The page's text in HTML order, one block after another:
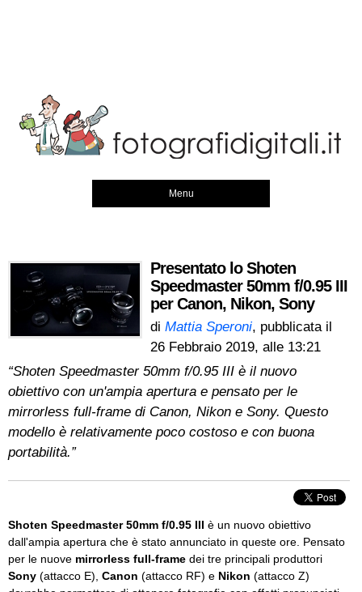
Menu
Presentato lo Shoten
Speedmaster 50mm f/0.95 III
per Canon, Nikon, Sony
di Mattia Speroni, pubblicata il
26 Febbraio 2019, alle 13:21
“Shoten Speedmaster 50mm f/0.95 III è il nuovo
obiettivo con un'ampia apertura e pensato per le
mirrorless full-frame di Canon, Nikon e Sony. Questo
modello è relativamente poco costoso e con buona
portabilità.”
Shoten Speedmaster 50mm f/0.95 III è un nuovo obiettivo
dall'ampia apertura che è stato annunciato in queste ore. Pensato
per le nuove mirrorless full-frame dei tre principali produttori
Sony (attacco E), Canon (attacco RF) e Nikon (attacco Z)